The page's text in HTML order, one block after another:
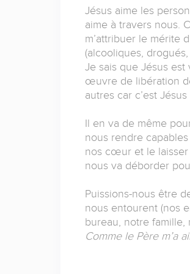
Jésus aime les
aime à travers nous.
m’attribuer le mérite
(alcooliques,
Je sais que Jésus
œuvre de libération
autres car c’est
Il en va de même
nous rendre
nos cœur et le laisser
nous va déborder
Puissions-nous être
nous entourent (nos
bureau, notre
Comme le Père m’a